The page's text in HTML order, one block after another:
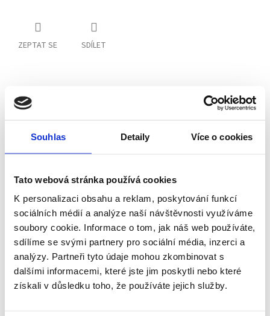
Souhlas Detaily Více o cookies
Tato webová stránka používá cookies
K personalizaci obsahu a reklam, poskytování funkcí
sociálních médií a analýze naší návštěvnosti využíváme
soubory cookie. Informace o tom, jak náš web používáte,
sdílíme se svými partnery pro sociální média, inzerci a
analýzy. Partneři tyto údaje mohou zkombinovat s
dalšími informacemi, které jste jim poskytli nebo které
získali v důsledku toho, že používáte jejich služby.
ZEPTAT SE SDÍLET
Technické poradenství
Individuální přístup
Každý zákazník je pro nás důležitý
Vlastní tým techniků
Pomůžeme s montáží nebo opravou